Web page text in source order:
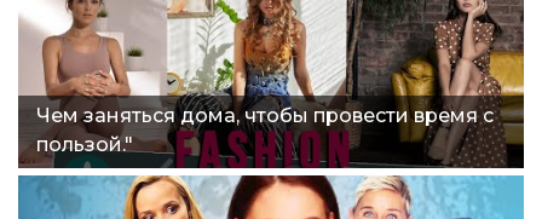
Чем заняться дома, чтобы провести время с
пользой."